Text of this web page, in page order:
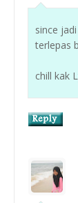
since
terlepas
chill kak